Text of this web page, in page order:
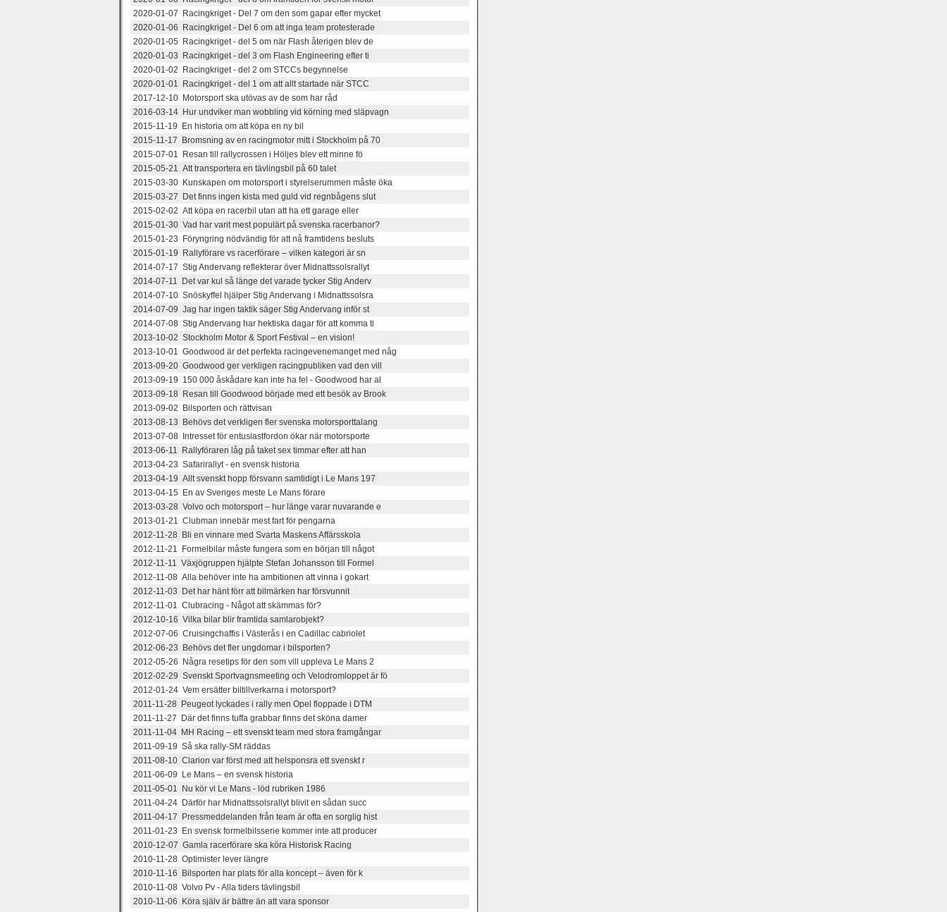
2020-01-07 Racingkriget - Del 7 om den som gapar efter mycket
2020-01-06 Racingkriget - Del 6 om att inga team protesterade
2020-01-05 Racingkriget - del 5 om när Flash återigen blev de
2020-01-03 Racingkriget - del 3 om Flash Engineering efter ti
2020-01-02 Racingkriget - del 2 om STCCs begynnelse
2020-01-01 Racingkriget - del 1 om att allt startade när STCC
2017-12-10 Motorsport ska utövas av de som har råd
2016-03-14 Hur undviker man wobbling vid körning med släpvagn
2015-11-19 En historia om att köpa en ny bil
2015-11-17 Bromsning av en racingmotor mitt i Stockholm på 70
2015-07-01 Resan till rallycrossen i Höljes blev ett minne fö
2015-05-21 Att transportera en tävlingsbil på 60 talet
2015-03-30 Kunskapen om motorsport i styrelserummen måste öka
2015-03-27 Det finns ingen kista med guld vid regnbågens slut
2015-02-02 Att köpa en racerbil utan att ha ett garage eller
2015-01-30 Vad har varit mest populärt på svenska racerbanor?
2015-01-23 Föryngring nödvändig för att nå framtidens besluts
2015-01-19 Rallyförare vs racerförare – vilken kategori är sn
2014-07-17 Stig Andervang reflekterar över Midnattssolsrallyt
2014-07-11 Det var kul så länge det varade tycker Stig Anderv
2014-07-10 Snöskyffel hjälper Stig Andervang i Midnattssolsra
2014-07-09 Jag har ingen taktik säger Stig Andervang inför st
2014-07-08 Stig Andervang har hektiska dagar för att komma ti
2013-10-02 Stockholm Motor & Sport Festival – en vision!
2013-10-01 Goodwood är det perfekta racingevenemanget med någ
2013-09-20 Goodwood ger verkligen racingpubliken vad den vill
2013-09-19 150 000 åskådare kan inte ha fel - Goodwood har al
2013-09-18 Resan till Goodwood började med ett besök av Brook
2013-09-02 Bilsporten och rättvisan
2013-08-13 Behövs det verkligen fler svenska motorsporttalang
2013-07-08 Intresset för entusiastfordon ökar när motorsporte
2013-06-11 Rallyföraren låg på taket sex timmar efter att han
2013-04-23 Safarirallyt - en svensk historia
2013-04-19 Allt svenskt hopp försvann samtidigt i Le Mans 197
2013-04-15 En av Sveriges meste Le Mans förare
2013-03-28 Volvo och motorsport – hur länge varar nuvarande e
2013-01-21 Clubman innebär mest fart för pengarna
2012-11-28 Bli en vinnare med Svarta Maskens Affärsskola
2012-11-21 Formelbilar måste fungera som en början till något
2012-11-11 Växjögruppen hjälpte Stefan Johansson till Formel
2012-11-08 Alla behöver inte ha ambitionen att vinna i gokart
2012-11-03 Det har hänt förr att bilmärken har försvunnit
2012-11-01 Clubracing - Något att skämmas för?
2012-10-16 Vilka bilar blir framtida samlarobjekt?
2012-07-06 Cruisingchaffis i Västerås i en Cadillac cabriolet
2012-06-23 Behövs det fler ungdomar i bilsporten?
2012-05-26 Några resetips för den som vill uppleva Le Mans 2
2012-02-29 Svenskt Sportvagnsmeeting och Velodromloppet är fö
2012-01-24 Vem ersätter biltillverkarna i motorsport?
2011-11-28 Peugeot lyckades i rally men Opel floppade i DTM
2011-11-27 Där det finns tuffa grabbar finns det sköna damer
2011-11-04 MH Racing – ett svenskt team med stora framgångar
2011-09-19 Så ska rally-SM räddas
2011-08-10 Clarion var först med att helsponsra ett svenskt r
2011-06-09 Le Mans – en svensk historia
2011-05-01 Nu kör vi Le Mans - löd rubriken 1986
2011-04-24 Därför har Midnattssolsrallyt blivit en sådan succ
2011-04-17 Pressmeddelanden från team är ofta en sorglig hist
2011-01-23 En svensk formelbilsserie kommer inte att producer
2010-12-07 Gamla racerförare ska köra Historisk Racing
2010-11-28 Optimister lever längre
2010-11-16 Bilsporten har plats för alla koncept – även för k
2010-11-08 Volvo Pv - Alla tiders tävlingsbil
2010-11-06 Köra själv är bättre än att vara sponsor